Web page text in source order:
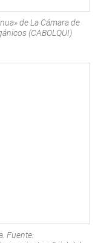
de La Cámara de
(CABOLQUI)
Fuente: